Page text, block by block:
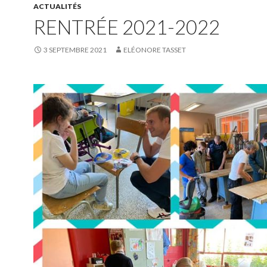
ACTUALITÉS
RENTRÉE 2021-2022
3 SEPTEMBRE 2021 ELÉONORE TASSET